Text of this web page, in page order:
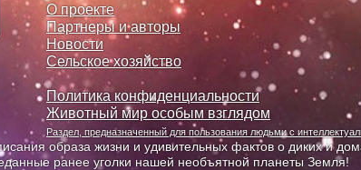
О проекте
Партнеры и авторы
Новости
Сельское хозяйство
Политика конфиденциальности
Животный мир особым взглядом
Раздел, предназначенный для пользования людьми с
образа жизни и удивительных фактов о диких и
ранее уголки нашей необъятной планеты Земля!